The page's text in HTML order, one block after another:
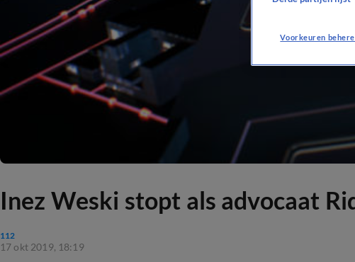
Inez Weski stopt als advocaat
112
17 okt 2019, 18:19
Voorkeuren